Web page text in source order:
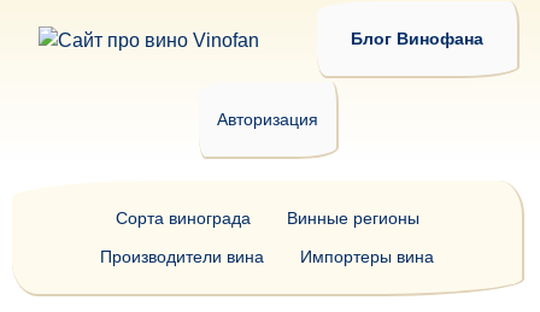
Блог Винофана
Авторизация
Сорта винограда
Винные регионы
Производители вина
Импортеры вина